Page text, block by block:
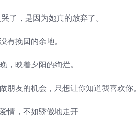
了，是因为她真的放弃了。
有挽回的余地。
，映着夕阳的绚烂。
朋友的机会，只想让你知道我喜欢你。
情，不如骄傲地走开